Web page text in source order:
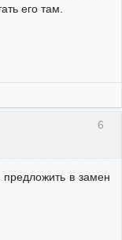
его там.
6
в замен